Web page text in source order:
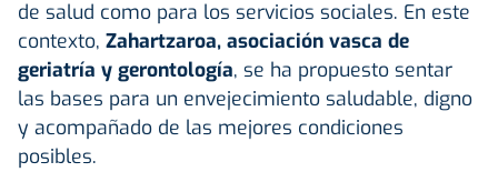
de salud como para los servicios sociales. En este
contexto, Zahartzaroa, asociación vasca de
geriatría y gerontología, se ha propuesto sentar
las bases para un envejecimiento saludable, digno
y acompañado de las mejores condiciones
posibles.